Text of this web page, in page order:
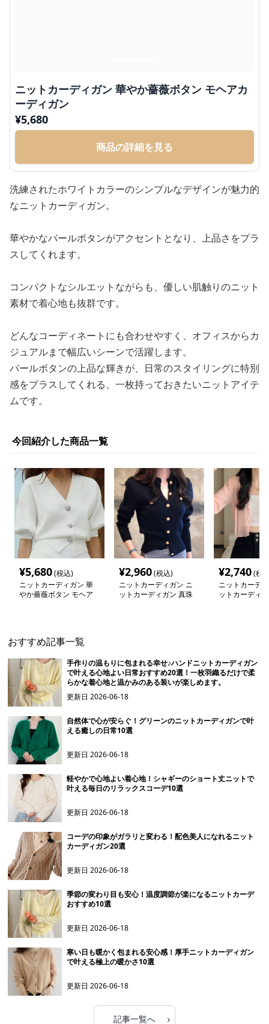
ニットカーディガン 華やか薔薇ボタン モヘアカ
ーディガン
¥5,680
商品の詳細を見る
洗練されたホワイトカラーのシンプルなデザインが魅力的
なニットカーディガン。
華やかなパールボタンがアクセントとなり、上品さをプラ
スしてくれます。
コンパクトなシルエットながらも、優しい肌触りのニット
素材で着心地も抜群です。
どんなコーディネートにも合わせやすく、オフィスからカ
ジュアルまで幅広いシーンで活躍します。
パールボタンの上品な輝きが、日常のスタイリングに特別
感をプラスしてくれる、一枚持っておきたいニットアイテ
ムです。
今回紹介した商品一覧
¥5,680(税込)
ニットカーディガン 華
やか薔薇ボタン モヘア
¥2,960(税込)
ニットカーディガン ニ
ットカーディガン 真珠
¥2,740(税
ニットカーデ
ットカーディ
おすすめ記事一覧
手作りの温もりに包まれる幸せ♪ハンドニットカーディガン
で叶える心地よい日常おすすめ20選！一枚羽織るだけで柔
らかな着心地と温かみのある装いが楽しめます。
更新日2026-06-18
自然体で心が安らぐ！グリーンのニットカーディガンで叶
える癒しの日常10選
更新日2026-06-18
軽やかで心地よい着心地！シャギーのショート丈ニットで
叶える毎日のリラックスコーデ10選
更新日2026-06-18
コーデの印象がガラリと変わる！配色美人になれるニット
カーディガン20選
更新日2026-06-18
季節の変わり目も安心！温度調節が楽になるニットカーデ
おすすめ10選
更新日2026-06-18
寒い日も暖かく包まれる安心感！厚手ニットカーディガン
で叶える極上の暖かさ10選
更新日2026-06-18
記事一覧へ ›